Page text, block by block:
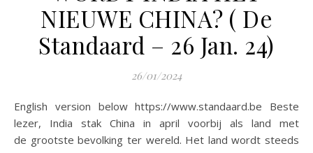
NIEUWE CHINA? ( De
Standaard – 26 Jan. 24)
26/01/2024
English version below https://www.standaard.be Beste
lezer, India stak China in april voorbij als land met
de grootste bevolking ter wereld. Het land wordt steeds